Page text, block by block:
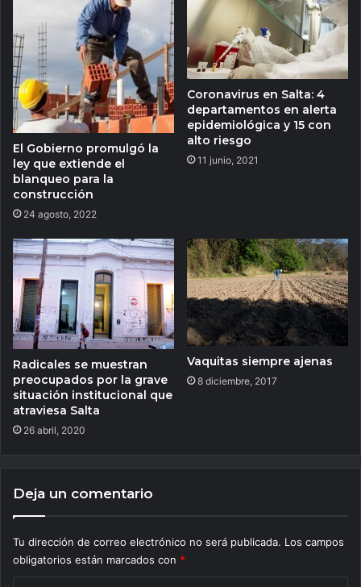
El Gobierno promulgó la
ley que extiende el
blanqueo para la
construcción
24 agosto, 2022
Coronavirus en Salta: 4
departamentos en alerta
epidemiológica y 15 con
alto riesgo
11 junio, 2021
Radicales se muestran
preocupados por la grave
situación institucional que
atraviesa Salta
26 abril, 2020
Vaquitas siempre ajenas
8 diciembre, 2017
Deja un comentario
Tu dirección de correo electrónico no será publicada. Los campos
obligatorios están marcados con *